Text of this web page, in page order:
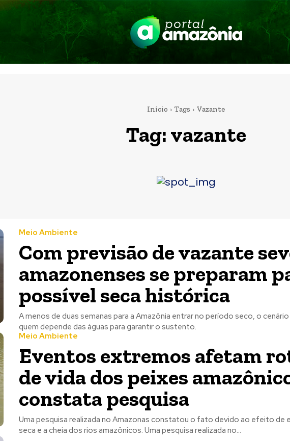
Início Tags Vazante
Tag:vazante
Meio Ambiente
Com previsão de vazante
amazonenses se preparam
possível seca histórica
A menos de duas semanas para a Amazônia entrar no período seco, o
quem depende das águas para garantir o sustento.
Meio Ambiente
Eventos extremos afetam
de vida dos peixes
constata pesquisa
Uma pesquisa realizada no Amazonas constatou o fato devido ao efeito de
seca e a cheia dos rios amazônicos. Uma pesquisa realizada no...